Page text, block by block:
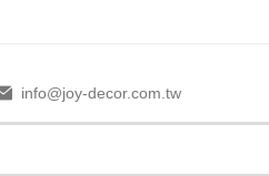
info@joy-decor.com.tw